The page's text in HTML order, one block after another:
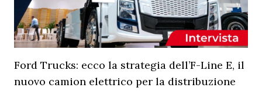
Ford Trucks: ecco la strategia dell’F-Line E, il
nuovo camion elettrico per la distribuzione